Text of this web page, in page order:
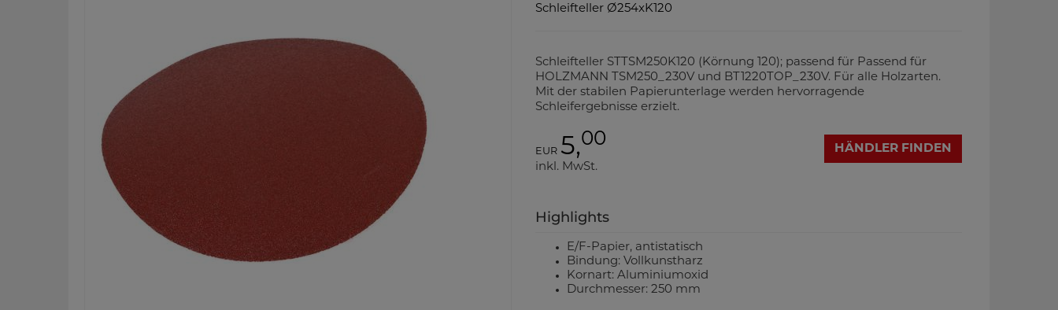
Schleifteller Ø254xK120
Schleifteller STTSM250K120 (Körnung 120); passend für Passend für
HOLZMANN TSM250_230V und BT1220TOP_230V. Für alle Holzarten.
Mit der stabilen Papierunterlage werden hervorragende
Schleifergebnisse erzielt.
EUR 5,00
inkl. MwSt.
HÄNDLER FINDEN
Highlights
E/F-Papier, antistatisch
Bindung: Vollkunstharz
Kornart: Aluminiumoxid
Durchmesser: 250 mm